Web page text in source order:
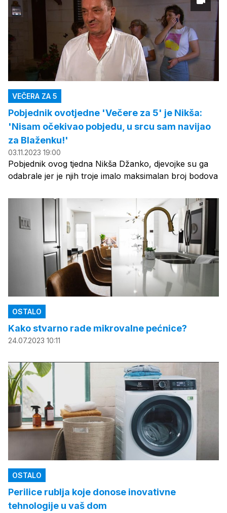
VEČERA ZA 5
Pobjednik ovotjedne 'Večere za 5' je Nikša:
'Nisam očekivao pobjedu, u srcu sam navijao
za Blaženku!'
03.11.2023 19:00
Pobjednik ovog tjedna Nikša Džanko, djevojke su ga
odabrale jer je njih troje imalo maksimalan broj bodova
OSTALO
Kako stvarno rade mikrovalne pećnice?
24.07.2023 10:11
OSTALO
Perilice rublja koje donose inovativne
tehnologije u vaš dom